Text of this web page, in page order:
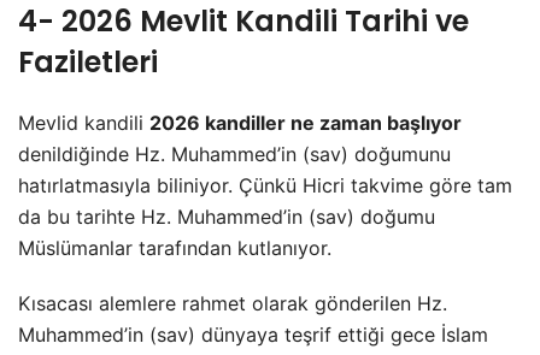
4- 2026 Mevlit Kandili Tarihi ve
Faziletleri
Mevlid kandili 2026 kandiller ne zaman başlıyor
denildiğinde Hz. Muhammed’in (sav) doğumunu
hatırlatmasıyla biliniyor. Çünkü Hicri takvime göre tam
da bu tarihte Hz. Muhammed’in (sav) doğumu
Müslümanlar tarafından kutlanıyor.
Kısacası alemlere rahmet olarak gönderilen Hz.
Muhammed’in (sav) dünyaya teşrif ettiği gece İslam